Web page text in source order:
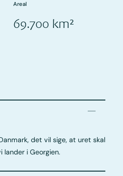
Areal
69.700 km²
det vil sige, at uret skal
lander i Georgien.